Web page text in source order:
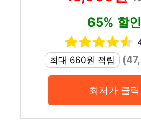
65% 할인
최대 660원 적립
최저가 클릭